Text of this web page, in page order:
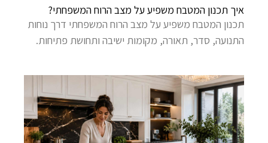
איך תכנון המטבח משפיע על מצב הרוח המשפחתי?
תכנון המטבח משפיע על מצב הרוח המשפחתי דרך נוחות
התנועה, סדר, תאורה, מקומות ישיבה ותחושת פתיחות.